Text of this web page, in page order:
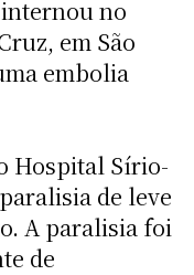
no
em São
embolia
Hospital Sírio-
de leve
A paralisia foi
de